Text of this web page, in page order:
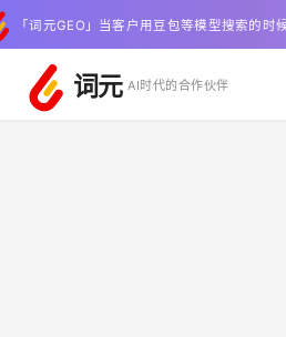
「词元GEO」当客户用豆包等模型搜索的
词元 AI时代的合作伙伴